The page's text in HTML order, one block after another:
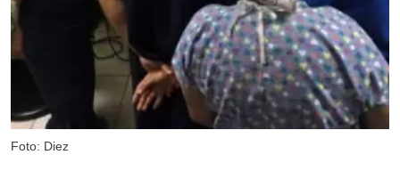
Foto: Diez